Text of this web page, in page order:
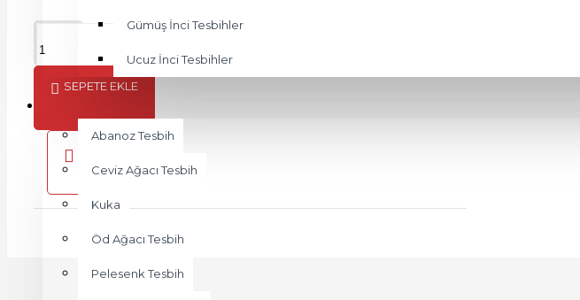
Gümüş İnci Tesbihler
Ucuz İnci Tesbihler
Abanoz Tesbih
Ceviz Ağacı Tesbih
Kuka
Öd Ağacı Tesbih
Pelesenk Tesbih
SEPETE EKLE